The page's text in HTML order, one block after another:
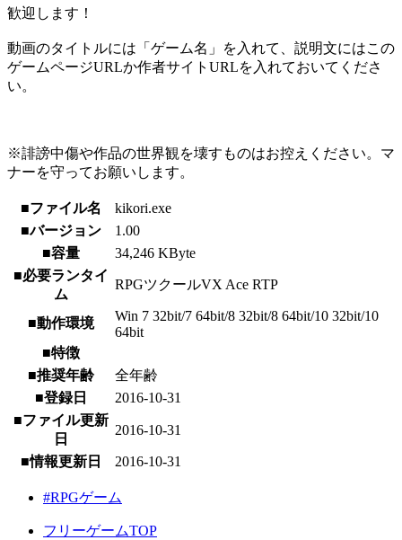
歓迎します！
動画のタイトルには「ゲーム名」を入れて、説明文にはこの
ゲームページURLか作者サイトURLを入れておいてくださ
い。
※誹謗中傷や作品の世界観を壊すものはお控えください。マ
ナーを守ってお願いします。
■ファイル名
kikori.exe
■バージョン
1.00
■容量
34,246 KByte
■必要ランタイ
ム
RPGツクールVX Ace RTP
■動作環境
Win 7 32bit/7 64bit/8 32bit/8 64bit/10 32bit/10
64bit
■特徴
■推奨年齢
全年齢
■登録日
2016-10-31
■ファイル更新
日
2016-10-31
■情報更新日 2016-10-31
#RPGゲーム
フリーゲームTOP